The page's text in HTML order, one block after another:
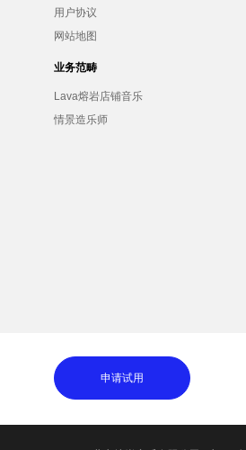
用户协议
网站地图
业务范畴
Lava熔岩店铺音乐
情景造乐师
申请试用